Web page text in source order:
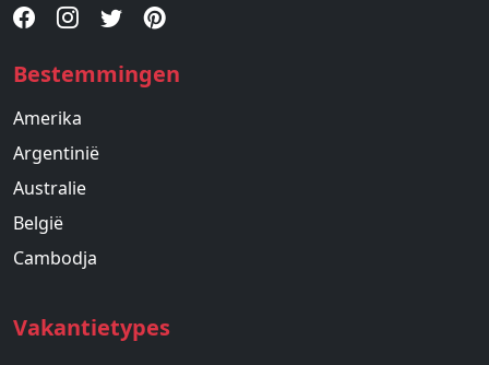
Bestemmingen
Amerika
Argentinië
Australie
België
Cambodja
Vakantietypes